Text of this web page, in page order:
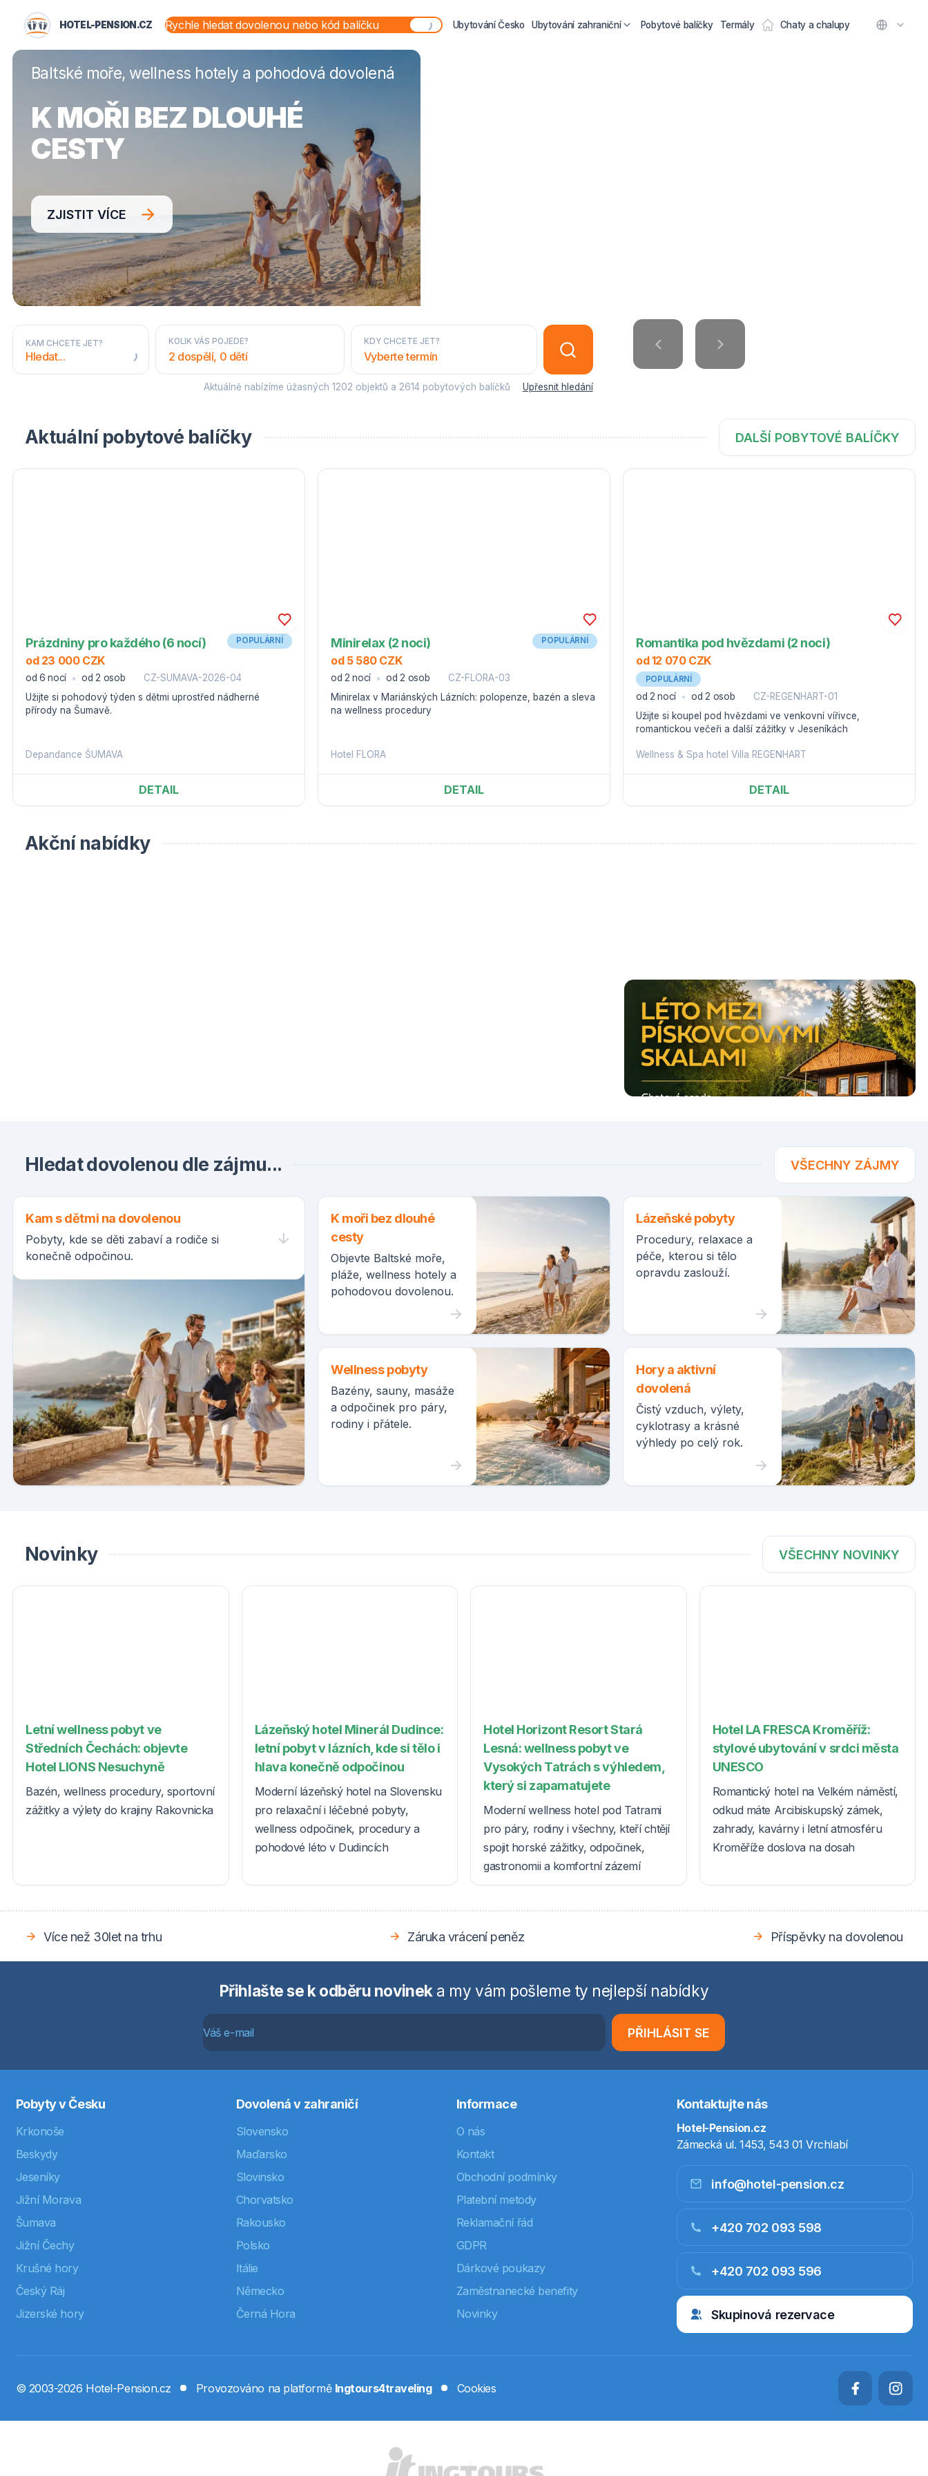
HOTEL-PENSION.CZ Ubytování Česko Ubytování zahraniční Pobytové balíčky Termály Chaty a chalupy
HOTEL-PENSION.CZ
Baltské moře, wellness hotely a pohodová dovolená
K MOŘI BEZ DLOUHÉ
CESTY
ZJISTIT VÍCE
KAM CHCETE JET? KOLIK VÁS POJEDE?
2 dospělí, 0 dětí
KDY CHCETE JET?
Vyberte termín
Aktuálně nabízíme úžasných 1202 objektů a 2614 pobytových balíčků Upřesnit hledání
Aktuální pobytové balíčky DALŠÍ POBYTOVÉ BALÍČKY
Prázdniny pro každého (6 nocí)
od 23 000 CZK
POPULÁRNÍ
od 6 nocí od 2 osob
CZ-SUMAVA-2026-04
Užijte si pohodový týden s dětmi uprostřed nádherné
přírody na Šumavě.
Depandance ŠUMAVA
DETAIL
Minirelax (2 noci)
od 5 580 CZK
POPULÁRNÍ
od 2 nocí od 2 osob
CZ-FLORA-03
Minirelax v Mariánských Lázních: polopenze, bazén a sleva
na wellness procedury
Hotel FLORA
DETAIL
Romantika pod hvězdami (2 noci)
od 12 070 CZK
POPULÁRNÍ
od 2 nocí od 2 osob
CZ-REGENHART-01
Užijte si koupel pod hvězdami ve venkovní vířivce,
romantickou večeři a další zážitky v Jeseníkách
Wellness & Spa hotel Villa REGENHART
DETAIL
Akční nabídky
Hledat dovolenou dle zájmu... VŠECHNY ZÁJMY
Kam s dětmi na dovolenou
Pobyty, kde se děti zabaví a rodiče si
konečně odpočinou.
K moři bez dlouhé
cesty
Objevte Baltské moře,
pláže, wellness hotely a
pohodovou dovolenou.
Lázeňské pobyty
Procedury, relaxace a
péče, kterou si tělo
opravdu zaslouží.
Wellness pobyty
Bazény, sauny, masáže
a odpočinek pro páry,
rodiny i přátele.
Hory a aktivní
dovolená
Čistý vzduch, výlety,
cyklotrasy a krásné
výhledy po celý rok.
Novinky VŠECHNY NOVINKY
Letní wellness pobyt ve
Středních Čechách: objevte
Hotel LIONS Nesuchyně
Bazén, wellness procedury, sportovní
zážitky a výlety do krajiny Rakovnicka
Lázeňský hotel Minerál Dudince:
letní pobyt v lázních, kde si tělo i
hlava konečně odpočinou
Moderní lázeňský hotel na Slovensku
pro relaxační i léčebné pobyty,
wellness odpočinek, procedury a
pohodové léto v Dudincích
Hotel Horizont Resort Stará
Lesná: wellness pobyt ve
Vysokých Tatrách s výhledem,
který si zapamatujete
Moderní wellness hotel pod Tatrami
pro páry, rodiny i všechny, kteří chtějí
spojit horské zážitky, odpočinek,
gastronomii a komfortní zázemí
Hotel LA FRESCA Kroměříž:
stylové ubytování v srdci města
UNESCO
Romantický hotel na Velkém náměstí,
odkud máte Arcibiskupský zámek,
zahrady, kavárny i letní atmosféru
Kroměříže doslova na dosah
Více než 30let na trhu Záruka vrácení peněz Příspěvky na dovolenou
Přihlašte se k odběru novinek a my vám pošleme ty nejlepší nabídky
PŘIHLÁSIT SE
Pobyty v Česku
Krkonoše
Beskydy
Jeseníky
Jižní Morava
Šumava
Jižní Čechy
Krušné hory
Český Ráj
Jizerské hory
Dovolená v zahraničí
Slovensko
Maďarsko
Slovinsko
Chorvatsko
Rakousko
Polsko
Itálie
Německo
Černá Hora
Informace
O nás
Kontakt
Obchodní podmínky
Platební metody
Reklamační řád
GDPR
Dárkové poukazy
Zaměstnanecké benefity
Novinky
Kontaktujte nás
Hotel-Pension.cz
Zámecká ul. 1453, 543 01 Vrchlabí
info@hotel-pension.cz
+420 702 093 598
+420 702 093 596
Skupinová rezervace
© 2003-2026 Hotel-Pension.cz Provozováno na platformě Ingtours4traveling Cookies